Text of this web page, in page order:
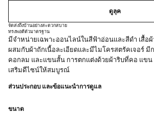
ดูลุค
จัดส่งถึงบ้านอย่างสะดวกสบาย
ทรงพอดีตัวมาตรฐาน
มีจำหน่ายเฉพาะออนไลน์ในสีฟ้าอ่อนและสีดำ เสื้อ
ผสมกับผ้าถักเนื้อละเอียดและมีไมโครสตรัคเจอร์ มี
คอกลม และแขนสั้น การตกแต่งด้วยผ้าริบที่คอ แขน
เสริมดีไซน์ให้สมบูรณ์
ส่วนประกอบ และข้อแนะนำการดูแล
ขนาด